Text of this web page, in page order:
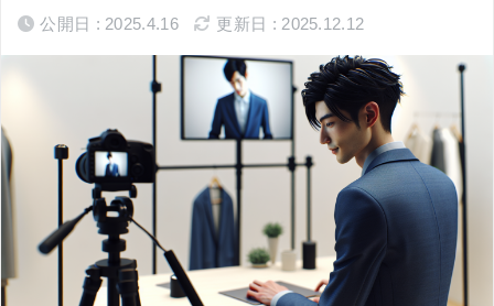
公開日 : 2025.4.16 更新日 : 2025.12.12